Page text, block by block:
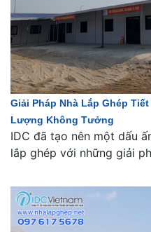
Giải Pháp Nhà Lắp Ghép
Lượng Không Tưởng
IDC đã tạo nên một dấu
lắp ghép với những giải